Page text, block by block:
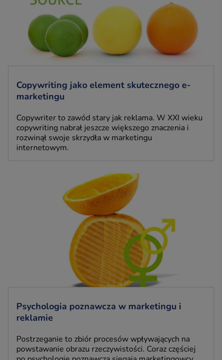
Copywriting jako element skutecznego e-
marketingu
Copywriter to zawód stary jak reklama. W XXI wieku
copywriting nabrał jeszcze większego znaczenia i
rozwinął swoje skrzydła w marketingu
internetowym.
Psychologia poznawcza w marketingu i
reklamie
Postrzeganie to zbiór procesów wpływających na
powstawanie obrazu rzeczywistości. Coraz częściej